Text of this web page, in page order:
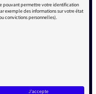
pouvant permettre votre identification
exemple des informations sur votre état
convictions personnelles).
J'accepte